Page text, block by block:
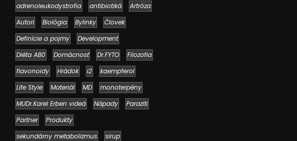
adrenoleukodystrofia antibiotiká
Artróza
Autori
Biológia Bylinky
Človek
Definície a pojmy
Development
Diéta AB0
Domácnosť Dr.FYTO
Filozofia
flavonoidy
Hrádok i2
kaempferol
Life Style
Materiál MD
monoterpény
MUDr.Karel Erben videá
Nápady
Paraziti
Partner
Produkty
sekundárny metabolizmus
sirup